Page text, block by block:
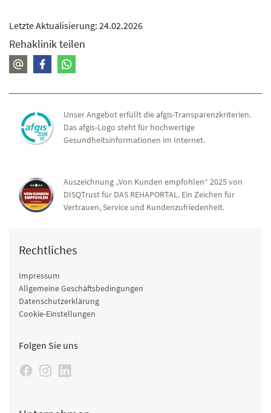
Letzte Aktualisierung: 24.02.2026
Rehaklinik teilen
Unser Angebot erfüllt die afgis-Transparenzkriterien.
Das afgis-Logo steht für hochwertige
Gesundheitsinformationen im Internet.
Auszeichnung „Von Kunden empfohlen“ 2025 von
DISQTrust für DAS REHAPORTAL. Ein Zeichen für
Vertrauen, Service und Kundenzufriedenheit.
Rechtliches
Impressum
Allgemeine Geschäftsbedingungen
Datenschutzerklärung
Cookie-Einstellungen
Folgen Sie uns